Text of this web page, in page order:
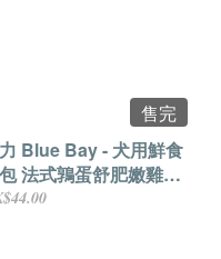
售完
Blue Bay - 犬用鮮食
法式鶉蛋舒肥嫩雞